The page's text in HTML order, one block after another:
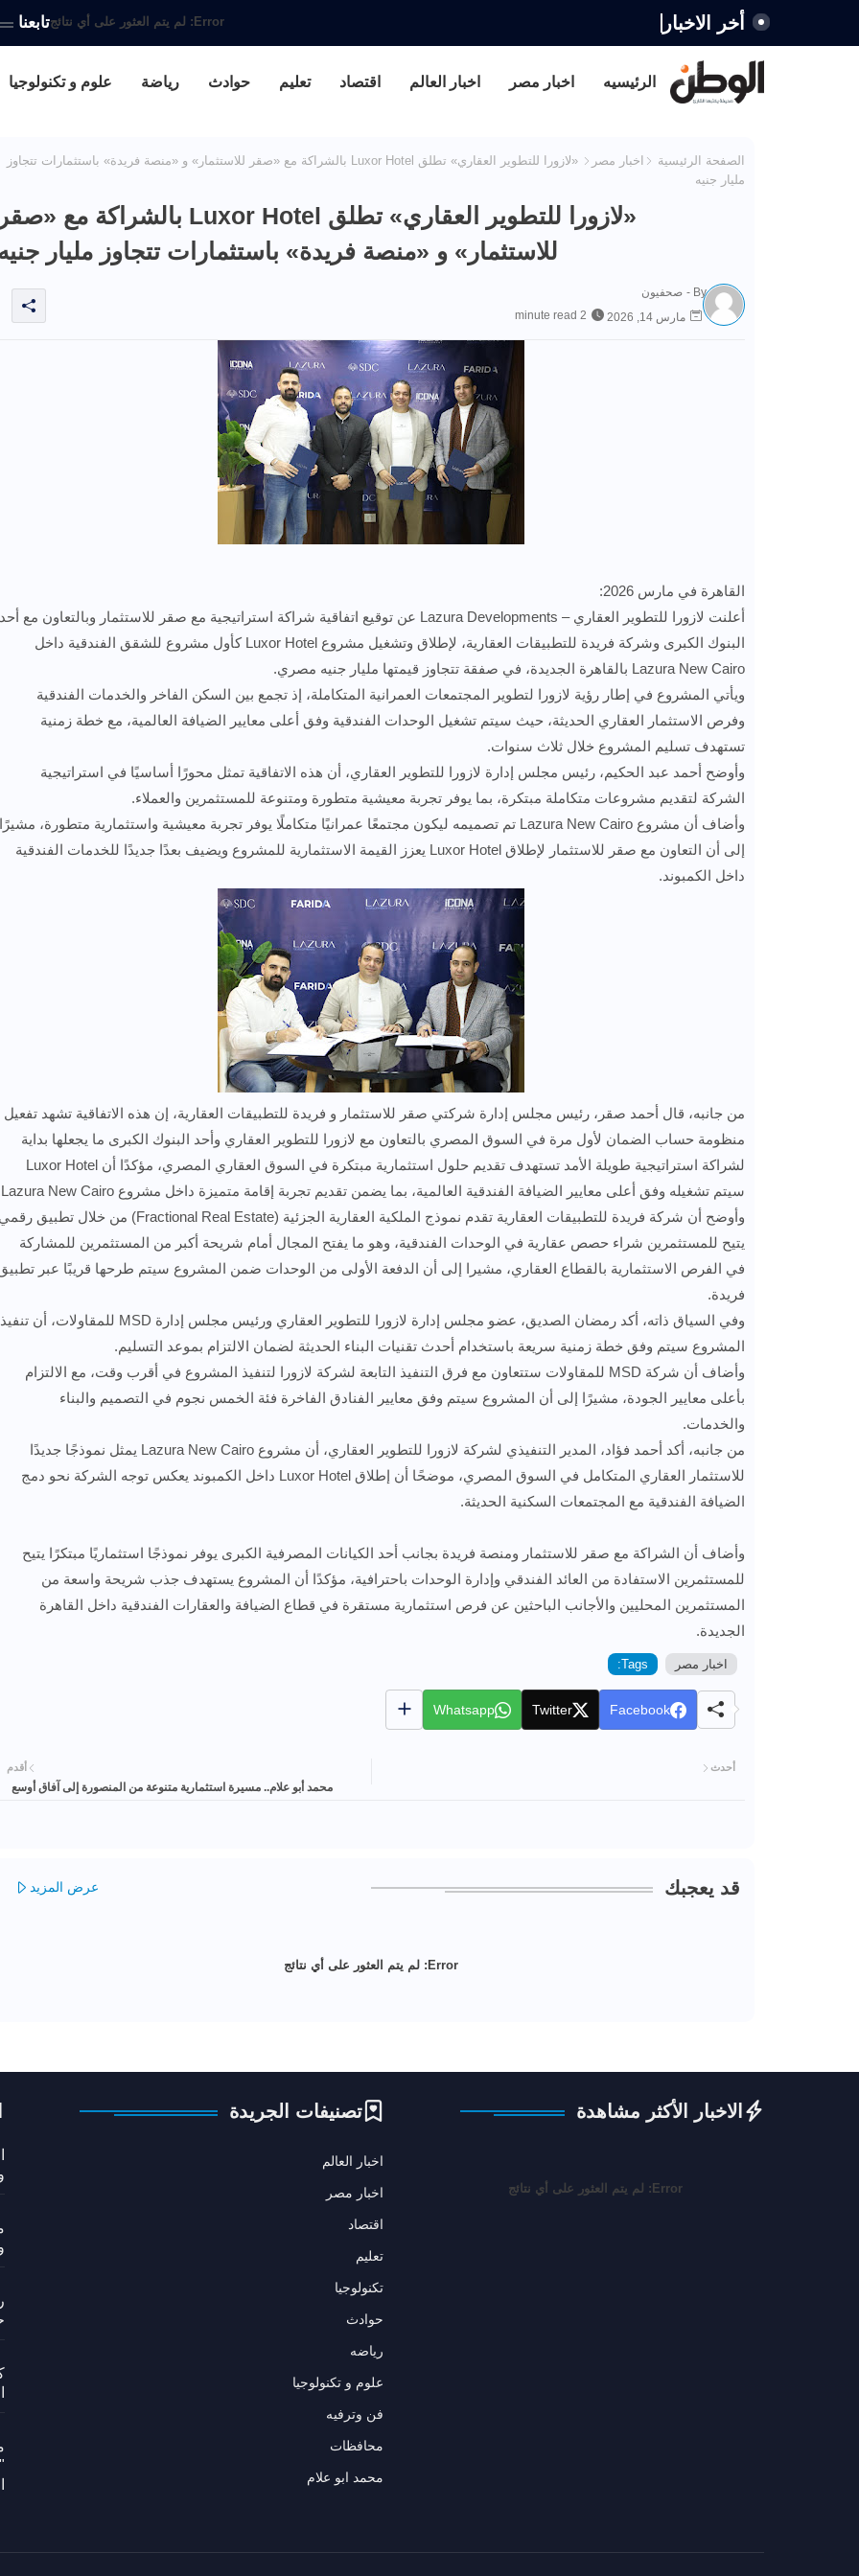
أخر الاخبار Error: لم يتم العثور على أي نتائجتابعنا
الرئيسيه اخبار مصر اخبار العالم اقتصاد تعليم حوادث رياضة علوم و تكنولوجيا
الصفحة الرئيسية اخبار مصر
«لازورا للتطوير العقاري» تطلق Luxor Hotel بالشراكة مع «صقر للاستثمار» و «منصة فريدة» باستثمارات تتجاوز
مليار جنيه
«لازورا للتطوير العقاري» تطلق Luxor Hotel بالشراكة مع «صقر
للاستثمار» و «منصة فريدة» باستثمارات تتجاوز مليار
By -
صحفيون
مارس 14, 2026
2 minute read
القاهرة في مارس 2026:
أعلنت لازورا للتطوير العقاري – Lazura Developments عن توقيع اتفاقية شراكة استراتيجية مع صقر للاستثمار وبالتعاون مع أحد
البنوك الكبرى وشركة فريدة للتطبيقات العقارية، لإطلاق وتشغيل مشروع Luxor Hotel كأول مشروع للشقق الفندقية داخل
Lazura New Cairo بالقاهرة الجديدة، في صفقة تتجاوز قيمتها مليار جنيه مصري.
ويأتي المشروع في إطار رؤية لازورا لتطوير المجتمعات العمرانية المتكاملة، إذ تجمع بين السكن الفاخر والخدمات الفندقية
وفرص الاستثمار العقاري الحديثة، حيث سيتم تشغيل الوحدات الفندقية وفق أعلى معايير الضيافة العالمية، مع خطة زمنية
تستهدف تسليم المشروع خلال ثلاث سنوات.
وأوضح أحمد عبد الحكيم، رئيس مجلس إدارة لازورا للتطوير العقاري، أن هذه الاتفاقية تمثل محورًا أساسيًا في استراتيجية
الشركة لتقديم مشروعات متكاملة مبتكرة، بما يوفر تجربة معيشية متطورة ومتنوعة للمستثمرين والعملاء.
وأضاف أن مشروع Lazura New Cairo تم تصميمه ليكون مجتمعًا عمرانيًا متكاملًا يوفر تجربة معيشية واستثمارية متطورة، مشيرًا
إلى أن التعاون مع صقر للاستثمار لإطلاق Luxor Hotel يعزز القيمة الاستثمارية للمشروع ويضيف بعدًا جديدًا للخدمات الفندقية
داخل الكمبوند.
من جانبه، قال أحمد صقر، رئيس مجلس إدارة شركتي صقر للاستثمار و فريدة للتطبيقات العقارية، إن هذه الاتفاقية تشهد تفعيل
منظومة حساب الضمان لأول مرة في السوق المصري بالتعاون مع لازورا للتطوير العقاري وأحد البنوك الكبرى ما يجعلها بداية
لشراكة استراتيجية طويلة الأمد تستهدف تقديم حلول استثمارية مبتكرة في السوق العقاري المصري، مؤكدًا أن Luxor Hotel
سيتم تشغيله وفق أعلى معايير الضيافة الفندقية العالمية، بما يضمن تقديم تجربة إقامة متميزة داخل مشروع Lazura New Cairo.
وأوضح أن شركة فريدة للتطبيقات العقارية تقدم نموذج الملكية العقارية الجزئية (Fractional Real Estate) من خلال تطبيق رقمي
يتيح للمستثمرين شراء حصص عقارية في الوحدات الفندقية، وهو ما يفتح المجال أمام شريحة أكبر من المستثمرين للمشاركة
في الفرص الاستثمارية بالقطاع العقاري، مشيرا إلى أن الدفعة الأولى من الوحدات ضمن المشروع سيتم طرحها قريبًا عبر
فريدة.
وفي السياق ذاته، أكد رمضان الصديق، عضو مجلس إدارة لازورا للتطوير العقاري ورئيس مجلس إدارة MSD للمقاولات، أن تنفيذ
المشروع سيتم وفق خطة زمنية سريعة باستخدام أحدث تقنيات البناء الحديثة لضمان الالتزام بموعد التسليم.
وأضاف أن شركة MSD للمقاولات ستتعاون مع فرق التنفيذ التابعة لشركة لازورا لتنفيذ المشروع في أقرب وقت، مع الالتزام
بأعلى معايير الجودة، مشيرًا إلى أن المشروع سيتم وفق معايير الفنادق الفاخرة فئة الخمس نجوم في التصميم والبناء
والخدمات.
من جانبه، أكد أحمد فؤاد، المدير التنفيذي لشركة لازورا للتطوير العقاري، أن مشروع Lazura New Cairo يمثل نموذجًا جديدًا
للاستثمار العقاري المتكامل في السوق المصري، موضحًا أن إطلاق Luxor Hotel داخل الكمبوند يعكس توجه الشركة نحو دمج
الضيافة الفندقية مع المجتمعات السكنية الحديثة.
وأضاف أن الشراكة مع صقر للاستثمار ومنصة فريدة بجانب أحد الكيانات المصرفية الكبرى يوفر نموذجًا استثماريًا مبتكرًا يتيح
للمستثمرين الاستفادة من العائد الفندقي وإدارة الوحدات باحترافية، مؤكدًا أن المشروع يستهدف جذب شريحة واسعة من
المستثمرين المحليين والأجانب الباحثين عن فرص استثمارية مستقرة في قطاع الضيافة والعقارات الفندقية داخل القاهرة
الجديدة.
Tags: اخبار مصر
Facebook
Twitter
Whatsapp
أحدث أقدم
محمد أبو علام.. مسيرة استثمارية متنوعة من المنصورة إلى آفاق أوسع
قد يعجبك عرض المزيد
Error: لم يتم العثور على أي نتائج
الاخبار الأكثر مشاهدة
Error: لم يتم العثور على أي نتائج
تصنيفات الجريدة
اخبار العالم
اخبار مصر
اقتصاد
تعليم
تكنولوجيا
حوادث
رياضه
علوم و تكنولوجيا
فن وترفيه
محافظات
محمد ابو علام